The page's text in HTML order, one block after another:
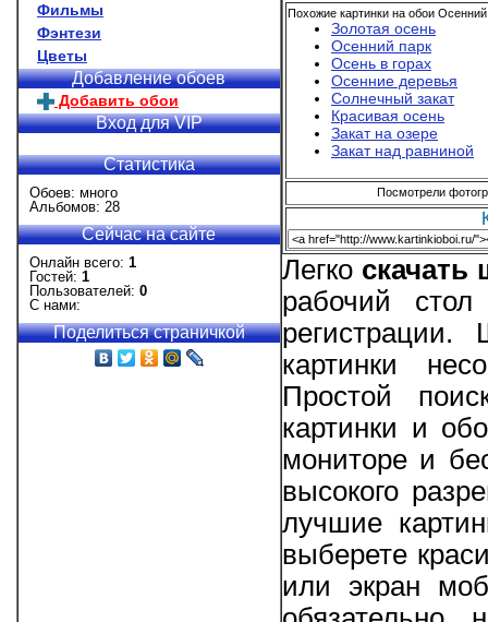
Фильмы
Фэнтези
Цветы
Добавление обоев
Добавить обои
Вход для VIP
Статистика
Обоев: много
Альбомов: 28
Сейчас на сайте
Онлайн всего: 1
Гостей: 1
Пользователей: 0
С нами:
Поделиться страничкой
Похожие картинки на обои Осенний
Золотая осень
Осенний парк
Осень в горах
Осенние деревья
Солнечный закат
Красивая осень
Закат на озере
Закат над равниной
Посмотрели
Легко
рабочий
картинки
Простой
картинки и
мониторе и
высокого
лучшие
выберете
или экран